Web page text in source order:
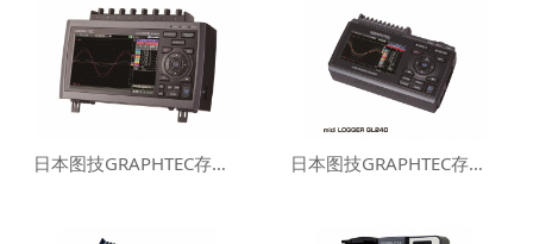
日本图技GRAPHTEC存储记录仪midilogger GL980 日本图技GRAPHTEC存储记录仪midilogger GL240